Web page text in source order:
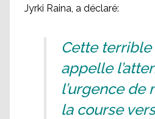
Jyrki Raina, a déclaré:
Cette
appelle
l’urgence de
la course